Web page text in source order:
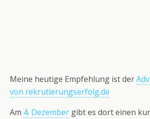
Meine heutige Empfehlung ist der
von rekrutierungserfolg.de
Am 4. Dezember gibt es dort einen